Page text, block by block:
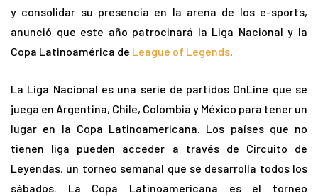
y consolidar su presencia en la arena de los e-sports,
anunció que este año patrocinará la Liga Nacional y la
Copa Latinoamérica de League of Legends.
La Liga Nacional es una serie de partidos OnLine que se
juega en Argentina, Chile, Colombia y México para tener un
lugar en la Copa Latinoamericana. Los países que no
tienen liga pueden acceder a través de Circuito de
Leyendas, un torneo semanal que se desarrolla todos los
sábados. La Copa Latinoamericana es el torneo